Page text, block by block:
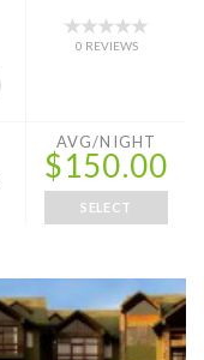
0 REVIEWS
AVG/NIGHT
$150.00
SELECT